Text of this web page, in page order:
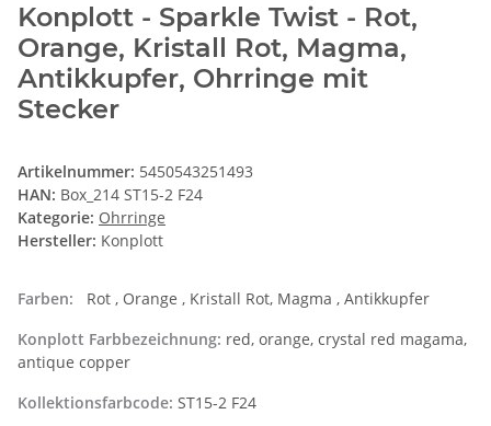
Konplott - Sparkle Twist - Rot,
Orange, Kristall Rot, Magma,
Antikkupfer, Ohrringe mit
Stecker
Artikelnummer: 5450543251493
HAN: Box_214 ST15-2 F24
Kategorie: Ohrringe
Hersteller: Konplott
Farben:
Rot , Orange , Kristall Rot, Magma , Antikkupfer
Konplott Farbbezeichnung: red, orange, crystal red magama,
antique copper
Kollektionsfarbcode: ST15-2 F24